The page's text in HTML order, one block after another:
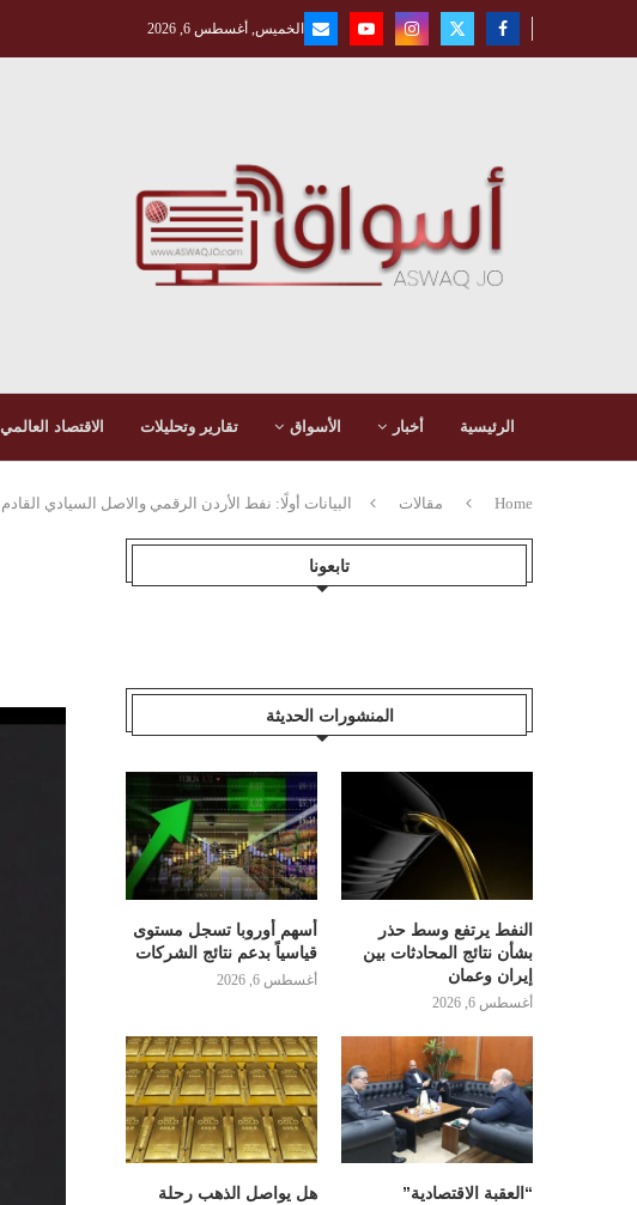
الخميس, أغسطس 6, 2026
الرئيسية أخبار الأسواق تقارير وتحليلات الاقتصاد العالمي
Home مقالات البيانات أولًا: نفط الأردن الرقمي والاصل السيادي القادم
تابعونا
المنشورات الحديثة
النفط يرتفع وسط حذر
بشأن نتائج المحادثات بين
إيران وعمان
أغسطس 6, 2026
أسهم أوروبا تسجل مستوى
قياسياً بدعم نتائج الشركات
أغسطس 6, 2026
“العقبة الاقتصادية”
هل يواصل الذهب رحلة